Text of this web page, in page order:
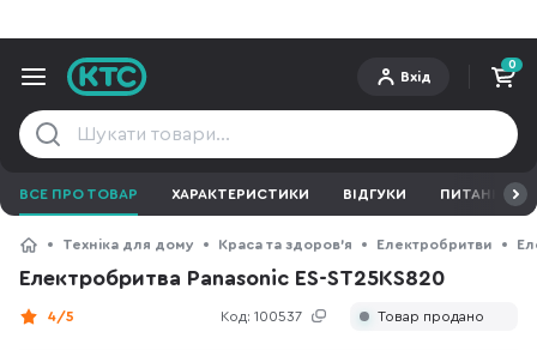
Вхід
0
ВСЕ ПРО ТОВАР ХАРАКТЕРИСТИКИ ВІДГУКИ ПИТАННЯ ТА
Техніка для дому Краса та здоров'я Електробритви
Електробритва Panasonic ES-ST25KS820
Код: 100537
4/5 Товар продано